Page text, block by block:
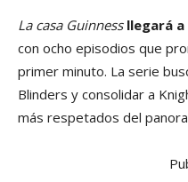
La casa Guinness llegará
con ocho episodios que
primer minuto. La serie
Blinders y consolidar a
más respetados del